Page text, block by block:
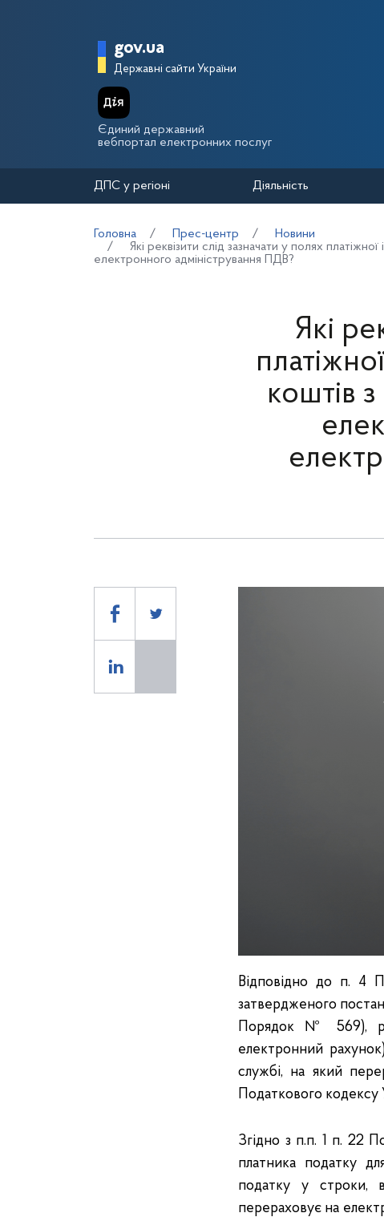
Головна сторінка
gov.ua
Державні сайти України
Єдиний державний
вебпортал електронних послуг
ДПС у регіоні Діяльність
Головна Прес-центр
Новини
Які реквізити слід зазначати у полях
електронного адміністрування ПДВ?
Які
коштів
Відповідно до п. 4
затвердженого
Порядок № 569),
електронний
службі, на який
Податкового кодексу
Згідно з п.п. 1 п. 22
платника податку
податку у строки,
перераховує на